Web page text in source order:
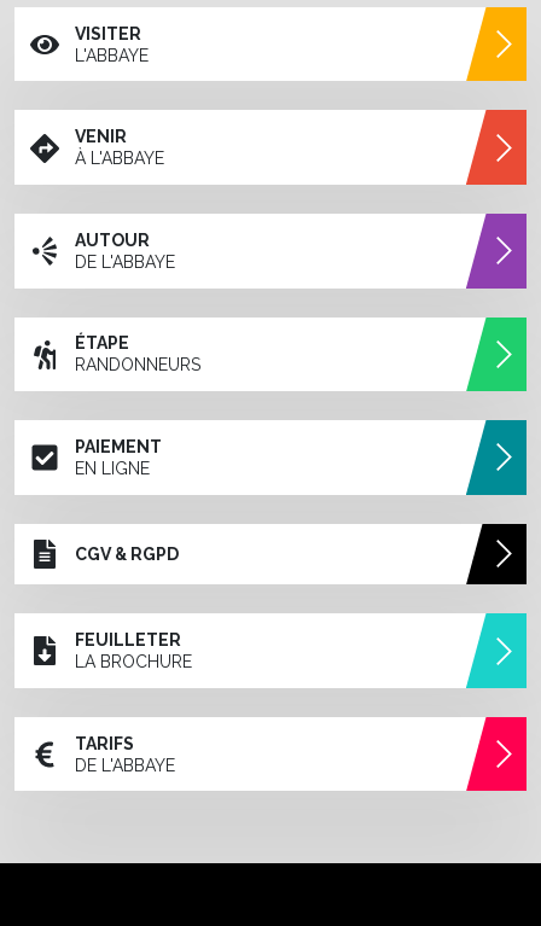
VISITER
L'ABBAYE
VENIR
À L'ABBAYE
AUTOUR
DE L'ABBAYE
ÉTAPE
RANDONNEURS
PAIEMENT
EN LIGNE
CGV & RGPD
FEUILLETER
LA BROCHURE
TARIFS
DE L'ABBAYE